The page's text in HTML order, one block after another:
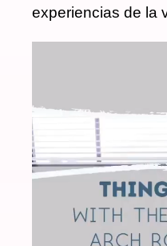
experiencias de la